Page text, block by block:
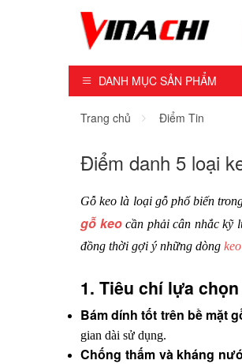
DANH MỤC SẢN PHẨM
Dụng Cụ - Công Cụ
Máy Cầm Tay
Máy Chế Biến Gỗ
Thiết bị Dùng Hơi
Vật Tư Tiêu Hao
Khóa - Phụ Kiện Cửa
Trang chủ Điểm Tin
Điểm danh 5 loại
Gỗ keo là loại gỗ phổ biến
gỗ keo cần phải cân nhắc kỹ
đồng thời gợi ý những dòng
1. Tiêu chí lựa
Bám dính tốt trên bề mặt
gian dài sử dụng.
Chống thấm và kháng